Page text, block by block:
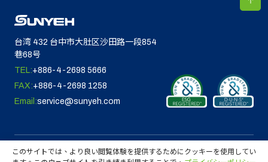
台湾 432 台中市大肚区沙田路一段854
巷68号
TEL:+886-4-2698 5666
FAX:+886-4-2698 1258
Email:service@sunyeh.com
このサイトでは、より良い閲覧体験を提供するためにクッキーを使用してい